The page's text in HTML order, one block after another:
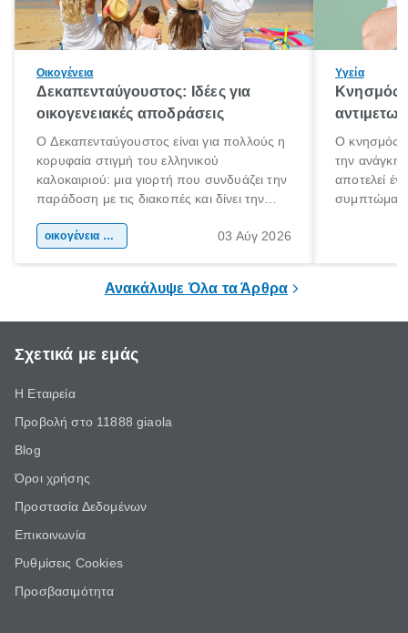
Οικογένεια
Δεκαπενταύγουστος: Ιδέες για
οικογενειακές αποδράσεις
Ο Δεκαπενταύγουστος είναι για πολλούς η
κορυφαία στιγμή του ελληνικού
καλοκαιριού: μια γιορτή που συνδυάζει την
παράδοση με τις διακοπές και δίνει την
χώρας. Είτε πρόκειται για λίγες μέρες
οικογένεια & παιδί 03 Αύγ 2026
Υγεία
Κνησμός:
Ο κνησμός
την ανάγκη
αποτελεί
Ανακάλυψε Όλα τα Άρθρα
Σχετικά με εμάς
Η Εταιρεία
Προβολή στο 11888 giaola
Blog
Όροι χρήσης
Προστασία Δεδομένων
Επικοινωνία
Ρυθμίσεις Cookies
Προσβασιμότητα